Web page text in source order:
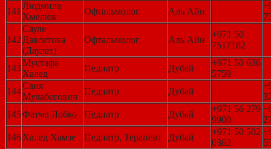
141
Людмила
Хмелюк
Офтальмолог Аль Айн
142
Сауле
Давлетова
(Даулет)
Офтальмолог Аль Айн
+971 50
7517182
143
Мустафа
Халед
Педиатр Дубай
+971 50 636
5759
144
Саня
Мулабегович
Педиатр Дубай
145Фатма Лобко Педиатр Дубай
+971 56 279
9900
146Халед Хамзе Педиатр, Терапевт Дубай
+971 50 502
0362